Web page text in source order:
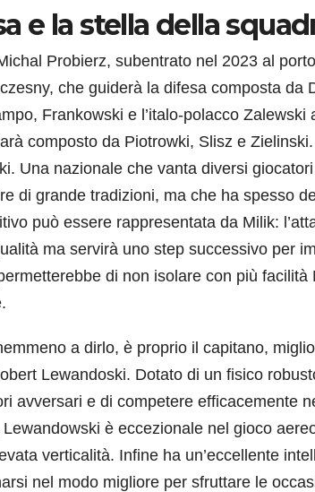
e la stella della
Probierz, subentrato nel 2023 al
che guiderà la difesa composta da
Frankowski e l’italo-polacco
composto da Piotrowki, Slisz e
Una nazionale che vanta diversi
di grande tradizioni, ma che ha spesso
può essere rappresentata da Milik:
ma servirà uno step successivo per
di non isolare con più
a dirlo, è proprio il capitano,
Lewandoski. Dotato di un fisico
avversari e di competere efficacemente
è eccezionale nel gioco
verticalità. Infine ha un’eccellente
nel modo migliore per sfruttare le